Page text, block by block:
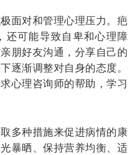
对和管理心理压力。疤
还可能导致自卑和心理障
朋好友沟通，分享自己的
逐渐调整对自身的态度。
心理咨询师的帮助，学习
种措施来促进病情的康
暴晒、保持营养均衡、适